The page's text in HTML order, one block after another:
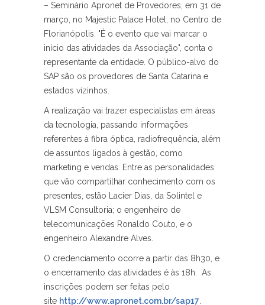
– Seminário Apronet de Provedores, em 31 de
março, no Majestic Palace Hotel, no Centro de
Florianópolis. "É o evento que vai marcar o
início das atividades da Associação", conta o
representante da entidade. O público-alvo do
SAP são os provedores de Santa Catarina e
estados vizinhos.
A realização vai trazer especialistas em áreas
da tecnologia, passando informações
referentes à fibra óptica, radiofrequência, além
de assuntos ligados à gestão, como
marketing e vendas. Entre as personalidades
que vão compartilhar conhecimento com os
presentes, estão Lacier Dias, da Solintel e
VLSM Consultoria; o engenheiro de
telecomunicações Ronaldo Couto, e o
engenheiro Alexandre Alves.
O credenciamento ocorre a partir das 8h30, e
o encerramento das atividades é às 18h. As
inscrições podem ser feitas pelo
site http://www.apronet.com.br/sap17